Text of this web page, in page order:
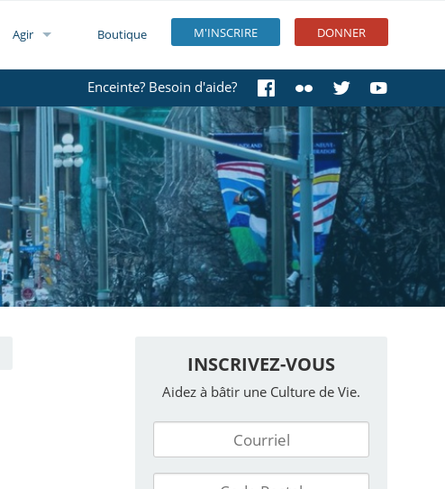
M'INSCRIRE DONNER
Agir Boutique
Enceinte? Besoin d'aide?
INSCRIVEZ-VOUS
Aidez à bâtir une Culture de Vie.